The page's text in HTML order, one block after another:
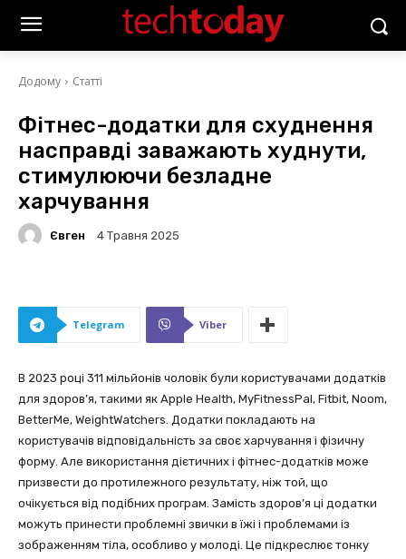
Додому Статті
Фітнес-додатки для схуднення
насправді заважають худнути,
стимулюючи безладне
харчування
Євген 4 Травня 2025
Telegram Viber
В 2023 році 311 мільйонів чоловік були користувачами додатків
для здоров’я, такими як Apple Health, MyFitnessPal, Fitbit, Noom,
BetterMe, WeightWatchers. Додатки покладають на
користувачів відповідальність за своє харчування і фізичну
форму. Але використання дієтичних і фітнес-додатків може
призвести до протилежного результату, ніж той, що
очікується від подібних програм. Замість здоров’я ці додатки
можуть принести проблемні звички в їжі і проблемами із
зображенням тіла, особливо у молоді. Це підкреслює тонку